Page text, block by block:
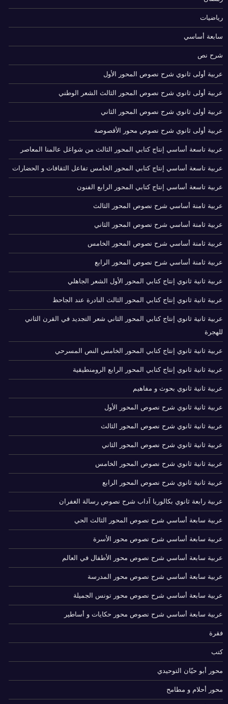
رياضيات
سابعة أساسي
شرح نص
عربية أولى ثانوي شرح نصوص المحور الأول
عربية أولى ثانوي شرح نصوص المحور الثالث الشعر الوطني
عربية أولى ثانوي شرح نصوص المحور الثاني
عربية أولى ثانوي شرح نصوص محور الأقصوصة
عربية تاسعة أساسي إنتاج كتابي المحور الثالث من شواغل عالمنا المعاصر
عربية تاسعة أساسي إنتاج كتابي المحور الخامس تفاعل الثقافات و الحضارات
عربية تاسعة أساسي إنتاج كتابي المحور الرابع الفنون
عربية ثامنة أساسي شرح نصوص المحور الثالث
عربية ثامنة أساسي شرح نصوص المحور الثاني
عربية ثامنة أساسي شرح نصوص المحور الخامس
عربية ثامنة أساسي شرح نصوص المحور الرابع
عربية ثانية ثانوي إنتاج كتابي المحور الأول الشعر الجاهلي
عربية ثانية ثانوي إنتاج كتابي المحور الثالث النادرة عند الجاحظ
عربية ثانية ثانوي إنتاج كتابي المحور الثاني شعر التجديد في القرن الثاني
للهجرة
عربية ثانية ثانوي إنتاج كتابي المحور الخامس النص المسرحي
عربية ثانية ثانوي إنتاج كتابي المحور الرابع الرومنطيقية
عربية ثانية ثانوي بحوث و مفاهيم
عربية ثانية ثانوي شرح نصوص المحور الأول
عربية ثانية ثانوي شرح نصوص المحور الثالث
عربية ثانية ثانوي شرح نصوص المحور الثاني
عربية ثانية ثانوي شرح نصوص المحور الخامس
عربية ثانية ثانوي شرح نصوص المحور الرابع
عربية رابعة ثانوي بكالوريا آداب شرح نصوص رسالة الغفران
عربية سابعة أساسي شرح نصوص المحور الثالث الحي
عربية سابعة أساسي شرح نصوص محور الأسرة
عربية سابعة أساسي شرح نصوص محور الأطفال في العالم
عربية سابعة أساسي شرح نصوص محور المدرسة
عربية سابعة أساسي شرح نصوص محور تونس الجميلة
عربية سابعة أساسي شرح نصوص محور حكايات و أساطير
فقرة
كتب
محور أبو حيّان التوحيدي
محور أحلام و مطامح